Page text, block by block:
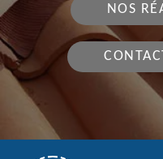
NOS